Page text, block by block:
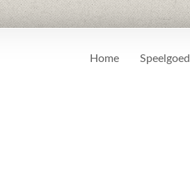
Home Speelgoed